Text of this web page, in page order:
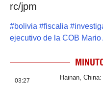
rc/jpm
#bolivia #fiscalia #
ejecutivo de la COB Mario
03:27
Hainan,